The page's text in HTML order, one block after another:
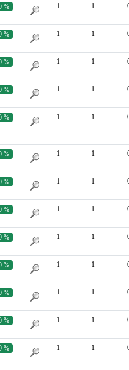
% 1 1
% 1 1
% 1 1
% 1 1
% 1 1
% 1 1
% 1 1
% 1 1
% 1 1
% 1 1
% 1 1
% 1 1
% 1 1